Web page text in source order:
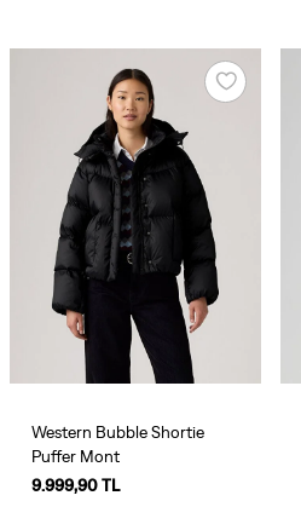
Western Bubble Shortie
Puffer Mont
9.999,90 TL